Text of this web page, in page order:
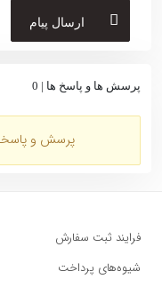
ندارد
دکمه لمسی
ارسال پیام
پرسش ها و پاسخ ها | 0
پرسش و
فرایند ثبت سفارش
شیوه‌های پرداخت